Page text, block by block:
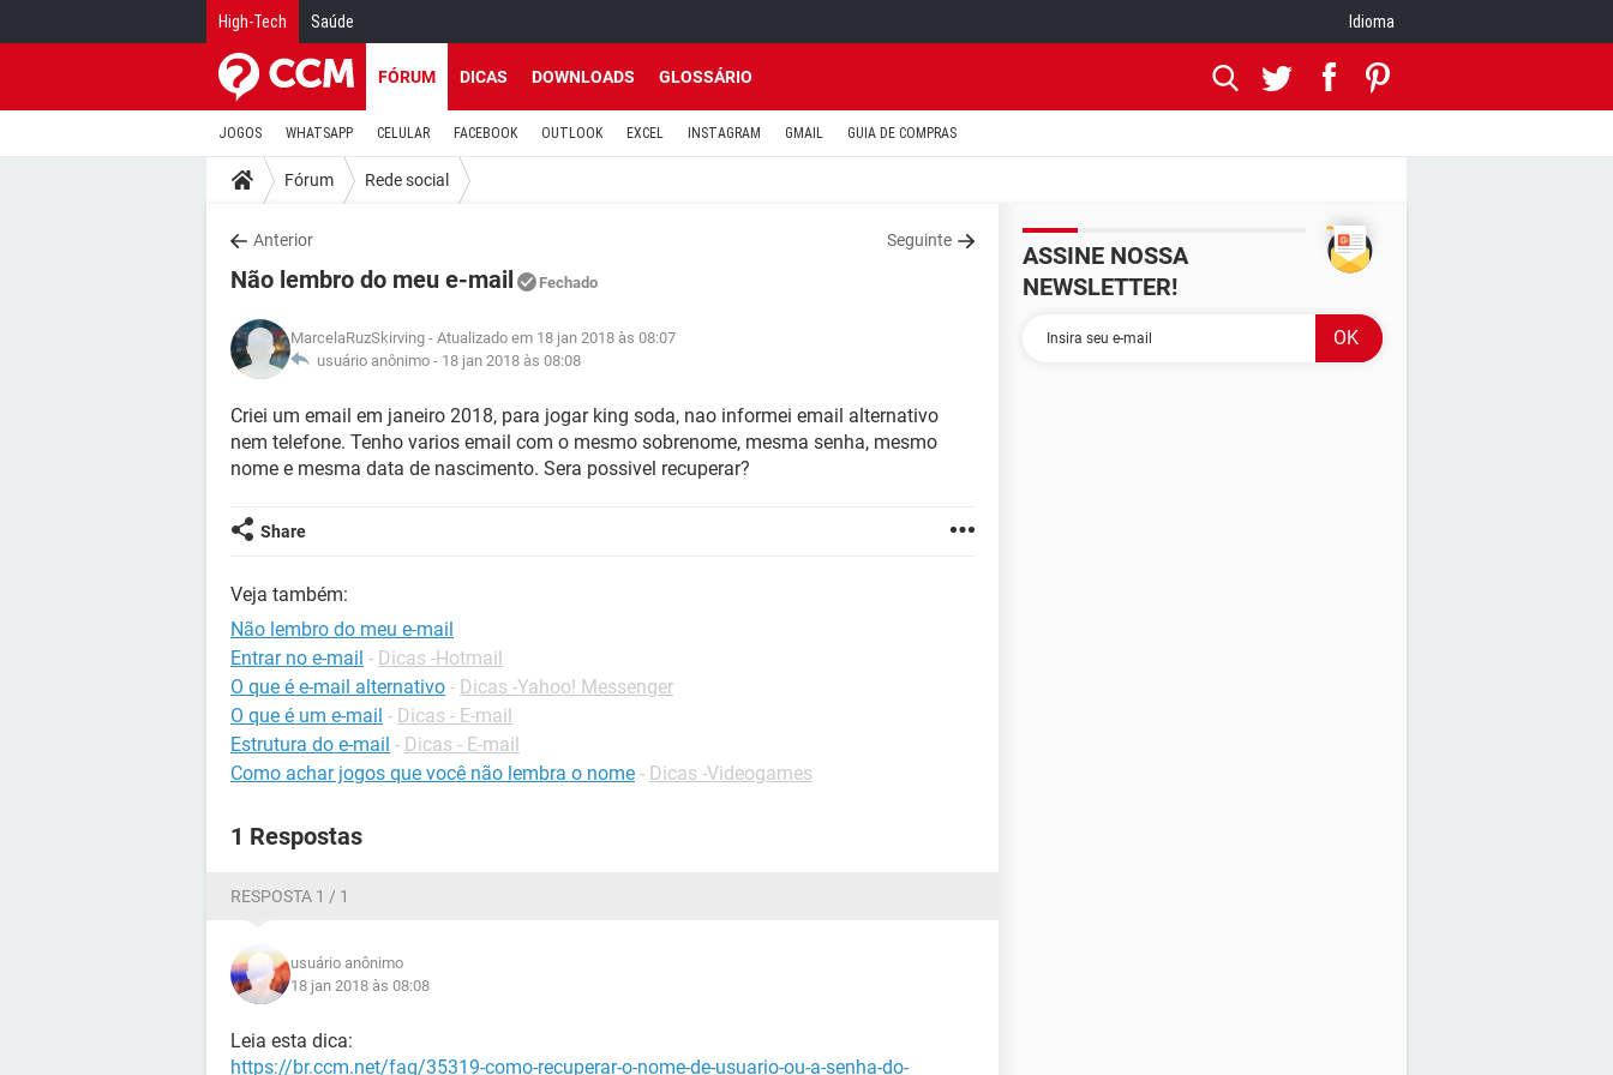
High-Tech Saúde Idioma
FÓRUM DICAS DOWNLOADS GLOSSÁRIO
JOGOS WHATSAPP CELULAR FACEBOOK OUTLOOK EXCEL INSTAGRAM GMAIL GUIA DE COMPRAS
Fórum Rede social
Anterior Seguinte
Não lembro do meu e-mail Fechado
MarcelaRuzSkirving - Atualizado em 18 jan 2018 às 08:07
usuário anônimo - 18 jan 2018 às 08:08
Criei um email em janeiro 2018, para jogar king soda, nao informei email alternativo
nem telefone. Tenho varios email com o mesmo sobrenome, mesma senha, mesmo
nome e mesma data de nascimento. Sera possivel recuperar?
Share
Veja também:
Não lembro do meu e-mail
Entrar no e-mail - Dicas -Hotmail
O que é e-mail alternativo - Dicas -Yahoo! Messenger
O que é um e-mail - Dicas - E-mail
Estrutura do e-mail - Dicas - E-mail
Como achar jogos que você não lembra o nome - Dicas -Videogames
1 Respostas
RESPOSTA 1 / 1
usuário anônimo
18 jan 2018 às 08:08
Leia esta dica:
https://br.ccm.net/faq/35319-como-recuperar-o-nome-de-usuario-ou-a-senha-do-
ASSINE NOSSA
NEWSLETTER!